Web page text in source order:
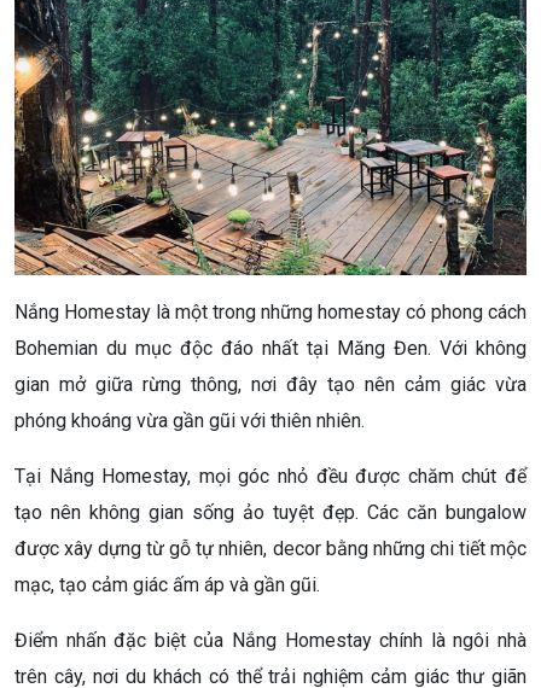
Nắng Homestay là một trong những homestay có phong cách
Bohemian du mục độc đáo nhất tại Măng Đen. Với không
gian mở giữa rừng thông, nơi đây tạo nên cảm giác vừa
phóng khoáng vừa gần gũi với thiên nhiên.
Tại Nắng Homestay, mọi góc nhỏ đều được chăm chút để
tạo nên không gian sống ảo tuyệt đẹp. Các căn bungalow
được xây dựng từ gỗ tự nhiên, decor bằng những chi tiết mộc
mạc, tạo cảm giác ấm áp và gần gũi.
Điểm nhấn đặc biệt của Nắng Homestay chính là ngôi nhà
trên cây, nơi du khách có thể trải nghiệm cảm giác thư giãn